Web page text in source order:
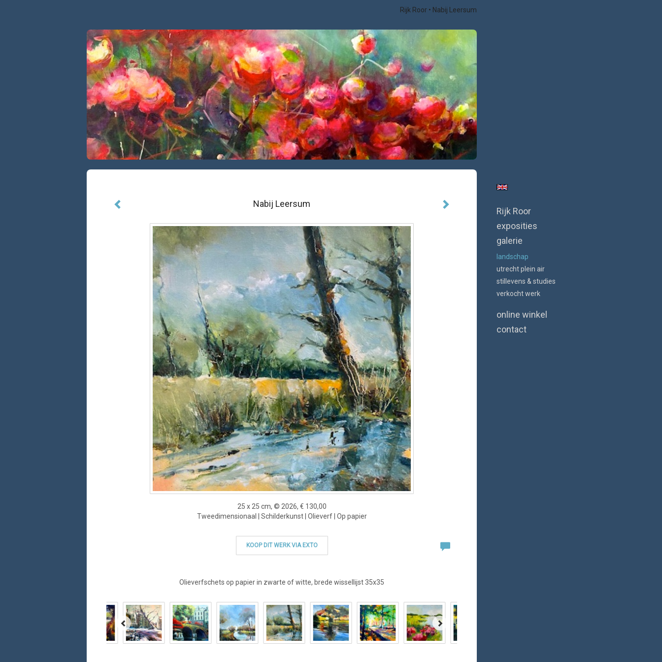
Rijk Roor Nabij Leersum
Nabij Leersum
25 x 25 cm, © 2026, € 130,00
Tweedimensionaal | Schilderkunst | Olieverf | Op papier
KOOP DIT WERK VIA EXTO
Olieverfschets op papier in zwarte of witte, brede wissellijst 35x35
Rijk Roor
exposities
galerie
landschap
utrecht plein air
stillevens & studies
verkocht werk
online winkel
contact